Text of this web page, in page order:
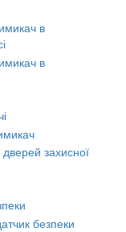
в
в
захисної
безпеки